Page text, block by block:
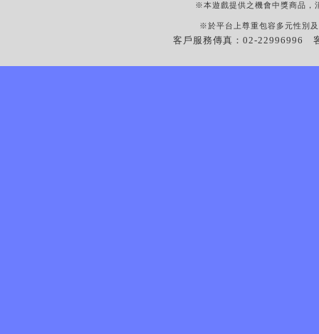
※本遊戲提供之機會中獎商品，
※於平台上尊重包容多元性別
客戶服務傳真：02-22996996